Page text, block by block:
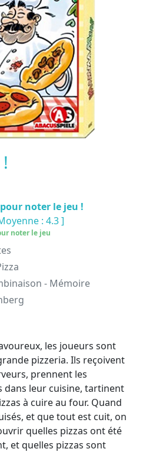
noter le jeu !
: 4.3]
noter le jeu
- Mémoire
les joueurs sont
pizzeria. Ils reçoivent
prennent les
dans leur cuisine, tartinent
à cuire au four. Quand
et que tout est cuit, on
quelles pizzas ont été
et quelles pizzas sont